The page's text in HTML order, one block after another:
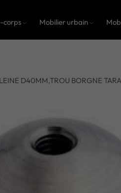
corps Mobilier urbain
D40MM,TROU BORGNE